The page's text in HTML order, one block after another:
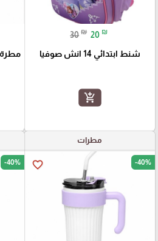
30 ₪ 20 ₪
شنط ابتدائي 14 انش صوفيا
add_shopping_cart
مطرات
favorite_border -40%
-40%